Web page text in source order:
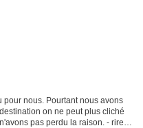
pour nous. Pourtant nous avons
on ne peut plus cliché
pas perdu la raison. - rires